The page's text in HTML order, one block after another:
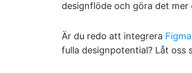
designflöde och göra det
Är du redo att integrera
fulla designpotential? Låt oss